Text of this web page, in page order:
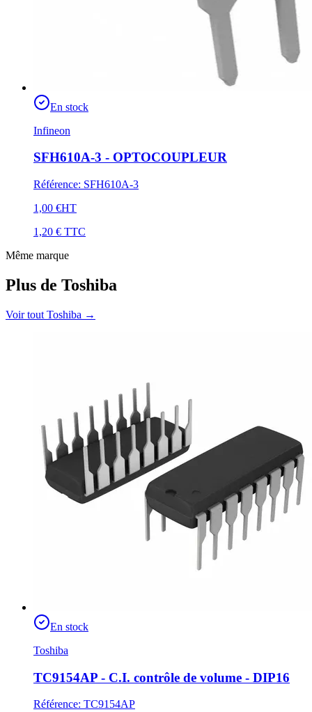
En stock
Infineon
SFH610A-3 - OPTOCOUPLEUR
Référence: SFH610A-3
1,00 €HT
1,20 € TTC
Même marque
Plus de Toshiba
Voir tout Toshiba →
En stock
Toshiba
TC9154AP - C.I. contrôle de volume - DIP16
Référence: TC9154AP